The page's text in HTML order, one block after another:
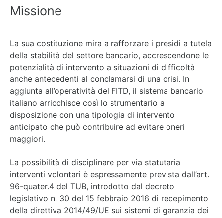
Missione
La sua costituzione mira a rafforzare i presidi a tutela
della stabilità del settore bancario, accrescendone le
potenzialità di intervento a situazioni di difficoltà
anche antecedenti al conclamarsi di una crisi. In
aggiunta all’operatività del FITD, il sistema bancario
italiano arricchisce così lo strumentario a
disposizione con una tipologia di intervento
anticipato che può contribuire ad evitare oneri
maggiori.
La possibilità di disciplinare per via statutaria
interventi volontari è espressamente prevista dall’art.
96-quater.4 del TUB, introdotto dal decreto
legislativo n. 30 del 15 febbraio 2016 di recepimento
della direttiva 2014/49/UE sui sistemi di garanzia dei